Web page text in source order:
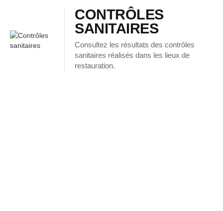
CONTRÔLES
SANITAIRES
Consultez les résultats des contrôles
sanitaires réalisés dans les lieux de
restauration.